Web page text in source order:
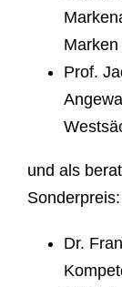
Prof.
und als
Sonderpreis:
Dr.